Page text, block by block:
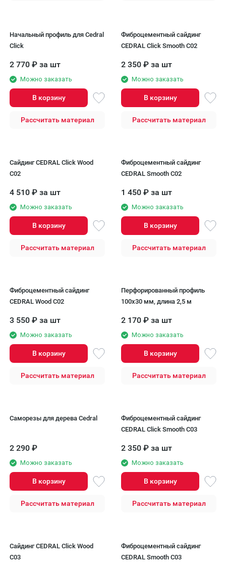
Начальный профиль для Cedral
Click
2 770 ₽ за шт
Можно заказать
В корзину
Рассчитать материал
Фиброцементный сайдинг
CEDRAL Click Smooth С02
2 350 ₽ за шт
Можно заказать
В корзину
Рассчитать материал
Сайдинг CEDRAL Click Wood
C02
4 510 ₽ за шт
Можно заказать
В корзину
Рассчитать материал
Фиброцементный сайдинг
CEDRAL Smooth С02
1 450 ₽ за шт
Можно заказать
В корзину
Рассчитать материал
Фиброцементный сайдинг
CEDRAL Wood C02
3 550 ₽ за шт
Можно заказать
В корзину
Рассчитать материал
Перфорированный профиль
100x30 мм, длина 2,5 м
2 170 ₽ за шт
Можно заказать
В корзину
Рассчитать материал
Саморезы для дерева Cedral
2 290 ₽
Можно заказать
В корзину
Рассчитать материал
Фиброцементный сайдинг
CEDRAL Click Smooth С03
2 350 ₽ за шт
Можно заказать
В корзину
Рассчитать материал
Сайдинг CEDRAL Click Wood
С03
Фиброцементный сайдинг
CEDRAL Smooth С03